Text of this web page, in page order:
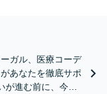
ガル、医療コーデ
あなたを徹底サポ
進む前に、今す